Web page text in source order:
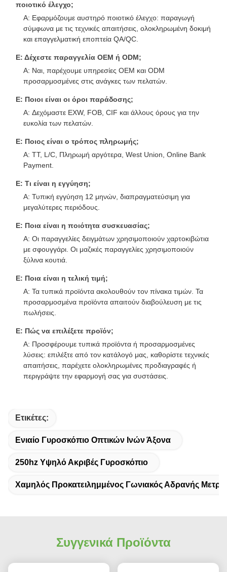
ποιοτικό έλεγχο;
A: Εφαρμόζουμε αυστηρό ποιοτικό έλεγχο: παραγωγή
σύμφωνα με τις τεχνικές απαιτήσεις, ολοκληρωμένη δοκιμή
και επαγγελματική εποπτεία QA/QC.
Ε: Δέχεστε παραγγελία OEM ή ODM;
A: Ναι, παρέχουμε υπηρεσίες OEM και ODM
προσαρμοσμένες στις ανάγκες των πελατών.
Ε: Ποιοι είναι οι όροι παράδοσης;
A: Δεχόμαστε EXW, FOB, CIF και άλλους όρους για την
ευκολία των πελατών.
Ε: Ποιος είναι ο τρόπος πληρωμής;
A: TT, L/C, Πληρωμή αργότερα, West Union, Online Bank
Payment.
Ε: Τι είναι η εγγύηση;
A: Τυπική εγγύηση 12 μηνών, διαπραγματεύσιμη για
μεγαλύτερες περιόδους.
Ε: Ποια είναι η ποιότητα συσκευασίας;
A: Οι παραγγελίες δειγμάτων χρησιμοποιούν χαρτοκιβώτια
με σφουγγάρι. Οι μαζικές παραγγελίες χρησιμοποιούν
ξύλινα κουτιά.
Ε: Ποια είναι η τελική τιμή;
A: Τα τυπικά προϊόντα ακολουθούν τον πίνακα τιμών. Τα
προσαρμοσμένα προϊόντα απαιτούν διαβούλευση με τις
πωλήσεις.
Ε: Πώς να επιλέξετε προϊόν;
A: Προσφέρουμε τυπικά προϊόντα ή προσαρμοσμένες
λύσεις: επιλέξτε από τον κατάλογό μας, καθορίστε τεχνικές
απαιτήσεις, παρέχετε ολοκληρωμένες προδιαγραφές ή
περιγράψτε την εφαρμογή σας για συστάσεις.
Ετικέτες:
Ενιαίο Γυροσκόπιο Οπτικών Ινών Άξονα
250hz Υψηλό Ακριβές Γυροσκόπιο
Χαμηλός Προκατειλημμένος Γωνιακός Αδρανής
Συγγενικά Προϊόντα